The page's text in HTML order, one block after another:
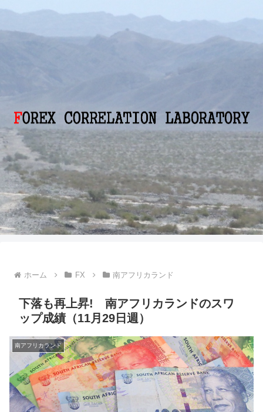
ホーム FX 南アフリカランド
下落も再上昇! 南アフリカランドのスワ
ップ成績（11月29日週）
南アフリカランド